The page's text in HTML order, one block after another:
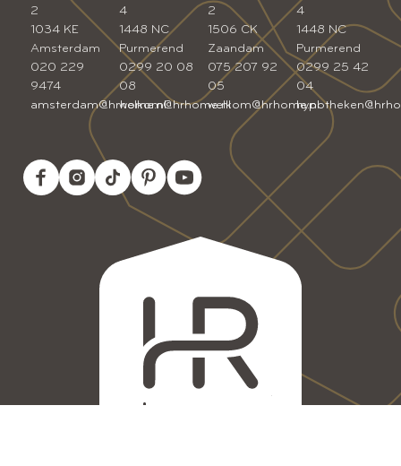
2
1034 KE
Amsterdam
020 229
9474
amsterdam@hrhome.nl
4
1448 NC
Purmerend
0299 20 08
08
welkom@hrhome.nl
2
1506 CK
Zaandam
075 207 92
05
welkom@hrhome.nl
4
1448 NC
Purmerend
0299 25 42
04